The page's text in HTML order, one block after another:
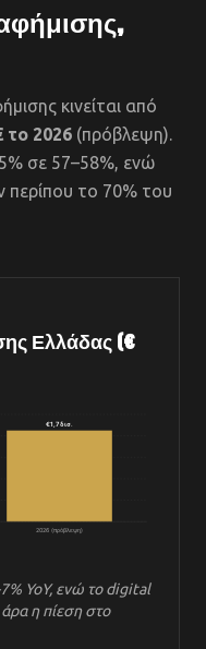
κινείται από
το 2026 (πρόβλεψη).
σε 57–58%, ενώ
περίπου το 70% του
Ελλάδας (€
€1,7 δισ.
2026 (πρόβλεψη)
YoY, ενώ το digital
η πίεση στο